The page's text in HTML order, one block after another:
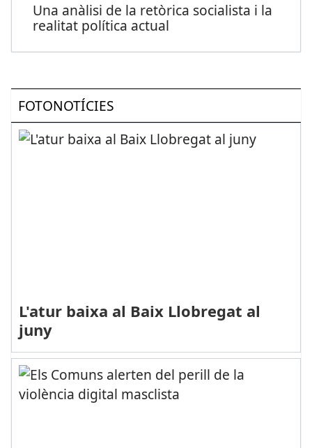
Una anàlisi de la retòrica socialista i la
realitat política actual
FOTONOTÍCIES
L'atur baixa al Baix Llobregat al
juny